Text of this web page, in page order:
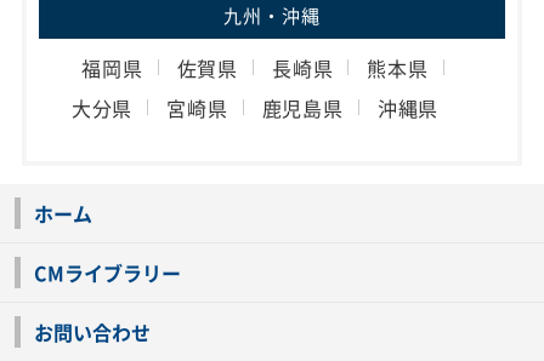
九州・沖縄
福岡県 佐賀県 長崎県
熊本県
大分県
宮崎県 鹿児島県 沖縄県
ホーム
CMライブラリー
お問い合わせ